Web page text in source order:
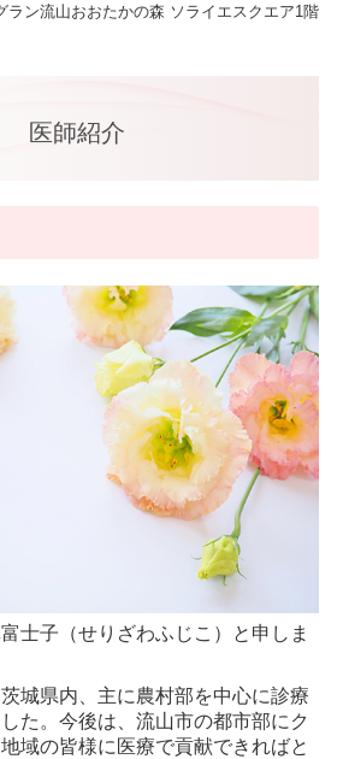
ラン流山おおたかの森 ソライエスクエア1階
医師紹介
士子（せりざわふじこ）と申しま
城県内、主に農村部を中心に診療
た。今後は、流山市の都市部にク
域の皆様に医療で貢献できればと